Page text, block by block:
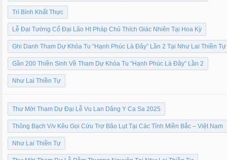
Trì Bình Khất Thực
Lễ Đại Tường Cố Đại Lão Ht Pháp Chủ Thích Giác Nhiên Tại Hoa Kỳ
Ghi Danh Tham Dự Khóa Tu “Hạnh Phúc Là Đây” Lần 2 Tại Như Lai Thiền
Gần 200 Thiền Sinh Về Tham Dự Khóa Tu “Hạnh Phúc Là Đây” Lần 2
Như Lai Thiền Tự
Thư Mời Tham Dự Đại Lễ Vu Lan Dâng Y Ca Sa 2025
Thông Bạch V/v Kêu Gọi Cứu Trợ Bão Lụt Tại Các Tỉnh Miền Bắc – Việt Nam
Như Lai Thiền Tự